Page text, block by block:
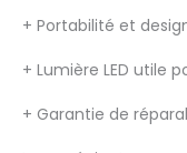
+ Portabilité et
+ Lumière LED utile
+ Garantie de